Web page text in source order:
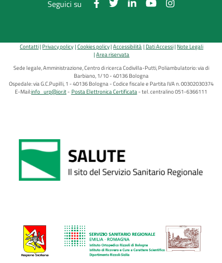
Seguici su
Contatti Privacy policy Cookies policy Accessibilità Dati Accessi Note Legali
Area riservata
Sede legale, Amministrazione, Centro di ricerca Codivilla-Putti, Poliambulatorio: via di
Barbiano, 1/10 - 40136 Bologna
Ospedale: via G.C.Pupilli, 1 - 40136 Bologna - Codice fiscale e Partita IVA n. 00302030374
E-Mail:info_urp@ior.it Posta Elettronica Certificata tel. centralino 051-6366111